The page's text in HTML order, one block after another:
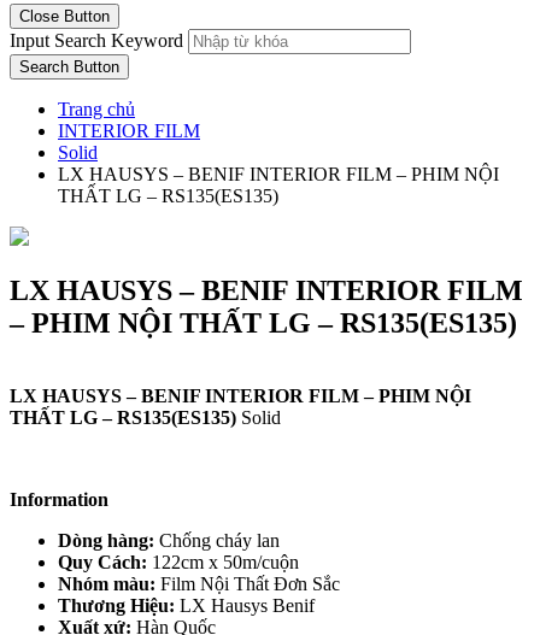
Close Button
Input Search Keyword
Search Button
Trang chủ
INTERIOR FILM
Solid
LX HAUSYS – BENIF INTERIOR FILM – PHIM NỘI
THẤT LG – RS135(ES135)
LX HAUSYS – BENIF INTERIOR FILM
– PHIM NỘI THẤT LG – RS135(ES135)
LX HAUSYS – BENIF INTERIOR FILM – PHIM NỘI
THẤT LG – RS135(ES135) Solid
Information
Dòng hàng: Chống cháy lan
Quy Cách: 122cm x 50m/cuộn
Nhóm màu: Film Nội Thất Đơn Sắc
Thương Hiệu: LX Hausys Benif
Xuất xứ: Hàn Quốc